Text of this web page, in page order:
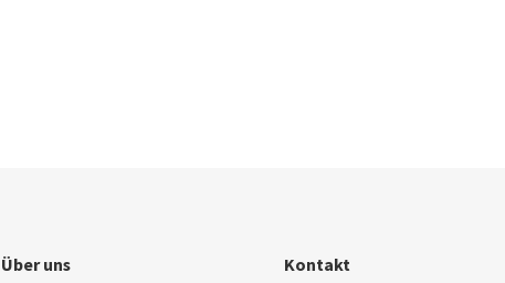
Über uns Kontakt